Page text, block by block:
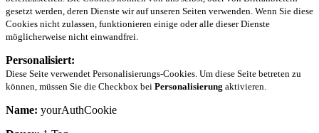
gesetzt werden, deren Dienste wir auf unseren Seiten verwenden. Wenn Sie diese
Cookies nicht zulassen, funktionieren einige oder alle dieser Dienste
möglicherweise nicht einwandfrei.
Personalisiert:
Diese Seite verwendet Personalisierungs-Cookies. Um diese Seite betreten zu
können, müssen Sie die Checkbox bei Personalisierung aktivieren.
Name: yourAuthCookie